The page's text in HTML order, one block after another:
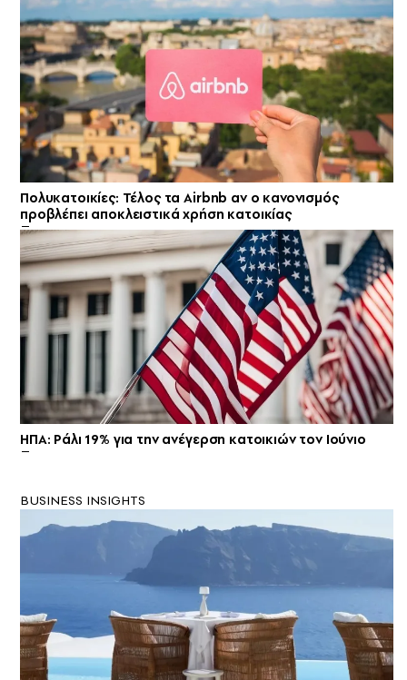
Πολυκατοικίες: Τέλος τα Airbnb αν ο κανονισμός
προβλέπει αποκλειστικά χρήση κατοικίας
ΗΠΑ: Ράλι 19% για την ανέγερση κατοικιών τον Ιούνιο
BUSINESS INSIGHTS